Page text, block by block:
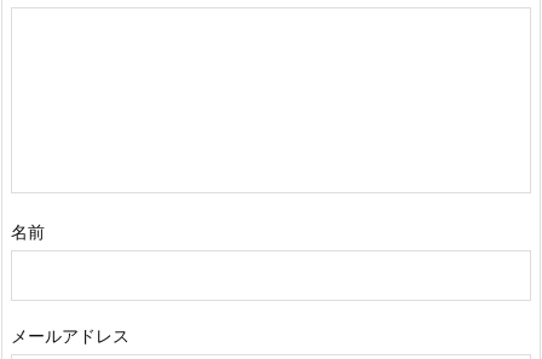
名前
メールアドレス